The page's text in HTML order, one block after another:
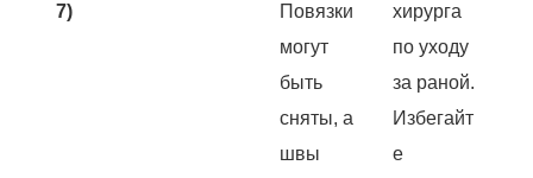
7)
Повязки
могут
быть
сняты, а
швы
хирурга
по уходу
за раной.
Избегайт
е